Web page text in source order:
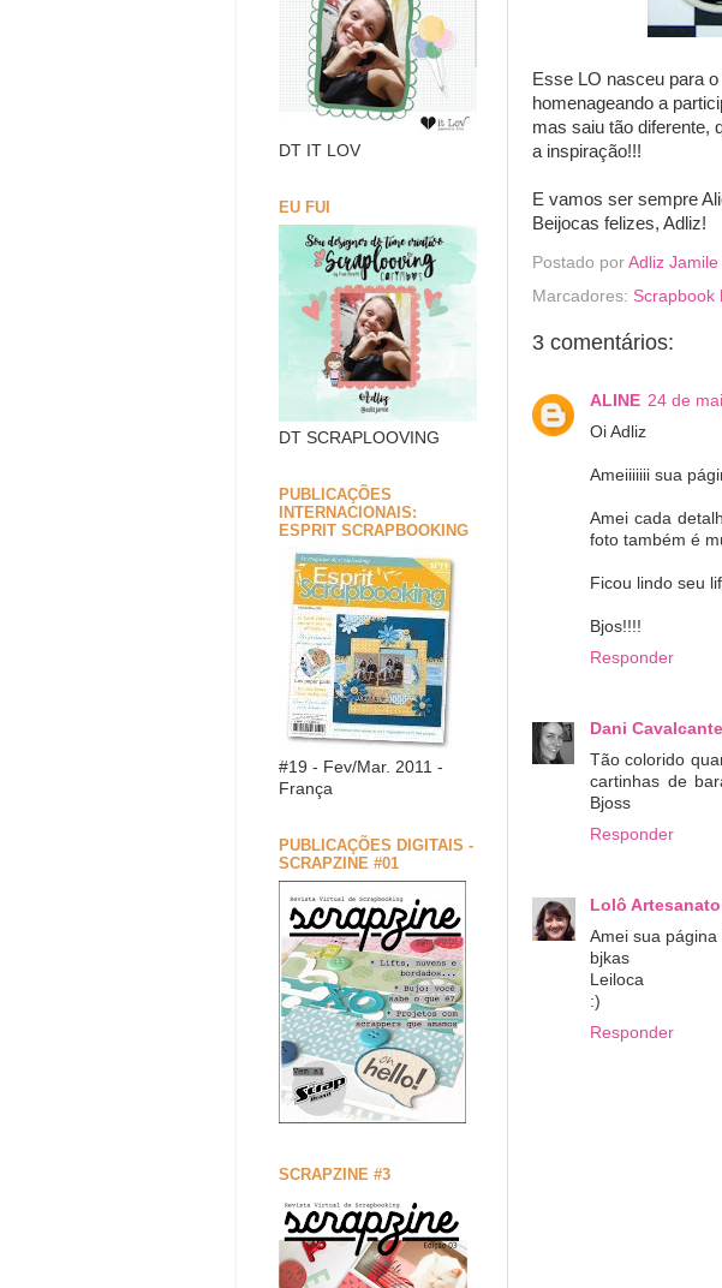
Esse LO nasceu para
homenageando a
mas saiu tão diferente,
a inspiração!!!
E vamos ser sempre
Beijocas felizes, Adliz!
Postado por Adliz Jamile
Marcadores: Scrapbook
3 comentários:
ALINE 24 de
Oi Adliz
Ameiiiiiii sua
Amei cada
foto também é
Ficou lindo seu
Bjos!!!!
Responder
Dani Cavalcante
Tão colorido
cartinhas de
Bjoss
Responder
Lolô Artesanato
Amei sua página
bjkas
Leiloca
:)
Responder
DT IT LOV
EU FUI
DT SCRAPLOOVING
PUBLICAÇÕES
INTERNACIONAIS:
ESPRIT SCRAPBOOKING
#19 - Fev/Mar. 2011 -
França
PUBLICAÇÕES DIGITAIS -
SCRAPZINE #01
SCRAPZINE #3